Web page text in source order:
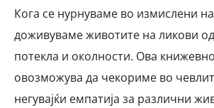
Кога се нурнуваме во измислени
доживуваме животите на ликови
потекла и околности. Ова
овозможува да чекориме во
негувајќи емпатија за различни